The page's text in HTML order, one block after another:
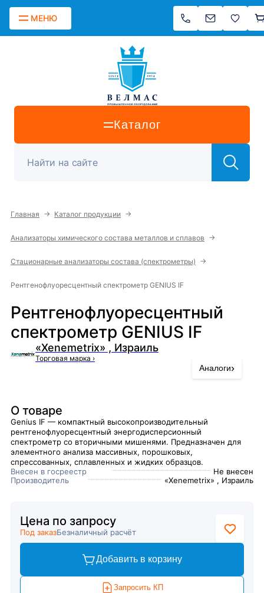
МЕНЮ
Каталог
Главная → Каталог продукции →
Анализаторы химического состава металлов и сплавов →
Стационарные анализаторы состава (спектрометры) →
Рентгенофлуоресцентный спектрометр GENIUS IF
Рентгенофлуоресцентный
спектрометр GENIUS IF
«Xenemetrix» , Израиль
Торговая марка ›
Аналоги›
О товаре
Genius IF — компактный высокопроизводительный
рентгенофлуоресцентный энергодисперсионный
спектрометр со вторичными мишенями. Предназначен для
элементного анализа массивных, порошковых,
спрессованных, сплавленных и жидких образцов.
Внесен в госреестр
Не внесен
Производитель
«Xenemetrix» , Израиль
Цена по запросу
Под заказБезналичный расчёт
Добавить в корзину
Запросить КП